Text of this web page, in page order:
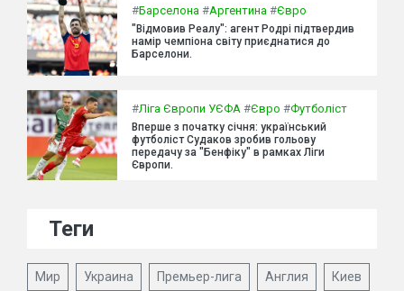
#Барселона #Аргентина #Євро
"Відмовив Реалу": агент Родрі підтвердив
намір чемпіона світу приєднатися до
Барселони.
#Ліга Європи УЄФА #Євро #Футболіст
Вперше з початку січня: український
футболіст Судаков зробив гольову
передачу за "Бенфіку" в рамках Ліги
Європи.
Теги
Мир Украина Премьер-лига Англия Киев